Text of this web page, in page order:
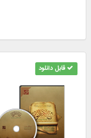
قابل دانلود